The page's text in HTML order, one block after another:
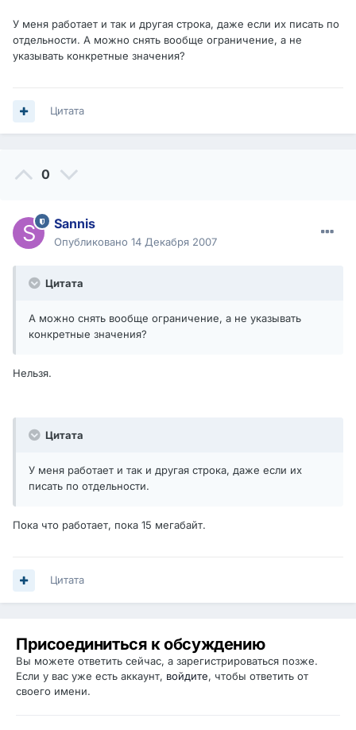
У меня работает и так и другая строка, даже если их писать по
отдельности. А можно снять вообще ограничение, а не
указывать конкретные значения?
Цитата
0
Sannis
Опубликовано 14 Декабря 2007
Цитата
А можно снять вообще ограничение, а не указывать
конкретные значения?
Нельзя.
Цитата
У меня работает и так и другая строка, даже если их
писать по отдельности.
Пока что работает, пока 15 мегабайт.
Цитата
Присоединиться к обсуждению
Вы можете ответить сейчас, а зарегистрироваться позже.
Если у вас уже есть аккаунт, войдите, чтобы ответить от
своего имени.